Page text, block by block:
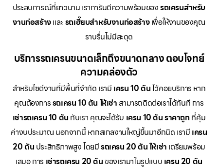
ประสบการณ์ที่ยาวนาน เราการันตีความพร้อมของรถเครนสำหรับ
งานก่อสร้างและรถเฮี๊ยบสำหรับงานก่อสร้างเพื่อให้งานของคุณ
ราบรื่นไม่มีสะดุด
บริการรถเครนขนาดเล็กถึงขนาดกลาง ตอบโจทย์
ความคล่องตัว
สำหรับไซต์งานที่มีพื้นที่จำกัด เรามี เครน 10 ตันไว้คอยบริการ หาก
คุณต้องการรถเครน 10 ตัน ให้เช่า สามารถติดต่อเราได้ทันที การ
เช่ารถเครน 10 ตัน กับเรา คุณจะได้รับ เครน 10 ตัน ราคาถูกที่คุ้ม
ค่างบประมาณ นอกจากนี้ หากสเกลงานใหญ่ขึ้นมาอีกนิด เรามี เครน
20 ตัน ประสิทธิภาพสูง โดยมีรถเครน 20 ตัน ให้เช่า เตรียมพร้อม
เสมอ การ เช่ารถเครน 20 ตัน ของเรามาในรูปแบบ เครน 20 ตัน